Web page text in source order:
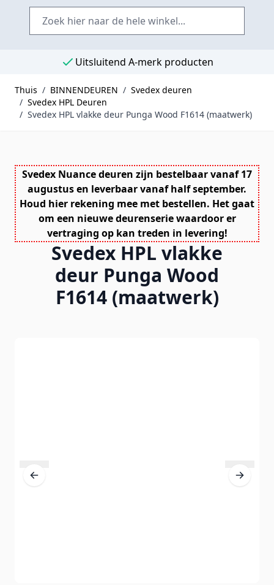
Uitsluitend A-merk producten
Thuis / BINNENDEUREN / Svedex deuren
/ Svedex HPL Deuren
/ Svedex HPL vlakke deur Punga Wood F1614 (maatwerk)
Svedex Nuance deuren zijn bestelbaar vanaf 17
augustus en leverbaar vanaf half september.
Houd hier rekening mee met bestellen. Het gaat
om een nieuwe deurenserie waardoor er
vertraging op kan treden in levering!
Svedex HPL vlakke
deur Punga Wood
F1614 (maatwerk)